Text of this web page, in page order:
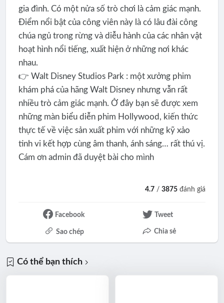
gia đình. Có một nửa số trò chơi là cảm giác mạnh.
Điểm nổi bật của công viên này là có lâu đài công
chúa ngủ trong rừng và diễu hành của các nhân vật
hoạt hình nổi tiếng, xuất hiện ở những nơi khác
nhau.
👉 Walt Disney Studios Park : một xưởng phim
khám phá của hãng Walt Disney nhưng vẫn rất
nhiều trò cảm giác mạnh. Ở đây bạn sẽ được xem
những màn biểu diễn phim Hollywood, kiến thức
thực tế về việc sản xuất phim với những kỹ xảo
tinh vi kết hợp cùng âm thanh, ánh sáng… rất thú vị.
Cám ơn admin đã duyệt bài cho mình
4.7 /3875 đánh giá
Facebook Tweet
Sao chép Chia sẻ
Có thể bạn thích